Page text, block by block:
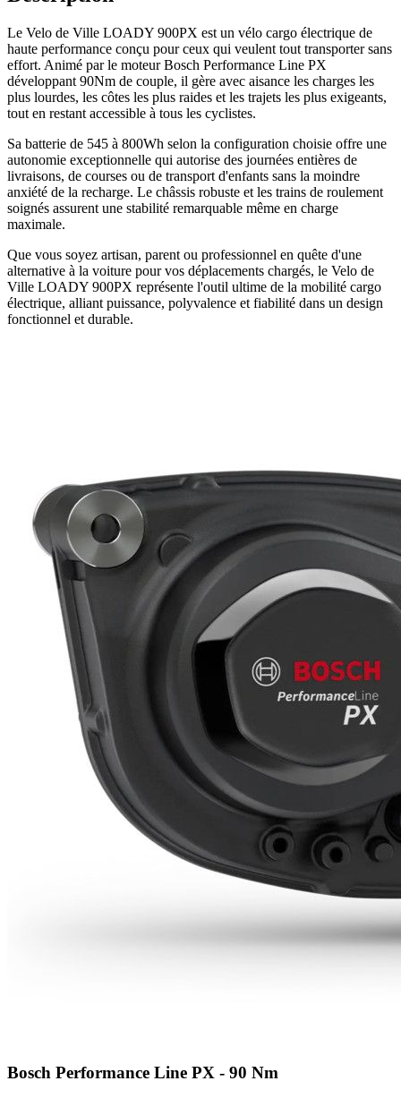
Le Velo de Ville LOADY 900PX est un vélo cargo électrique de
haute performance conçu pour ceux qui veulent tout transporter sans
effort. Animé par le moteur Bosch Performance Line PX
développant 90Nm de couple, il gère avec aisance les charges les
plus lourdes, les côtes les plus raides et les trajets les plus exigeants,
tout en restant accessible à tous les cyclistes.
Sa batterie de 545 à 800Wh selon la configuration choisie offre une
autonomie exceptionnelle qui autorise des journées entières de
livraisons, de courses ou de transport d'enfants sans la moindre
anxiété de la recharge. Le châssis robuste et les trains de roulement
soignés assurent une stabilité remarquable même en charge
maximale.
Que vous soyez artisan, parent ou professionnel en quête d'une
alternative à la voiture pour vos déplacements chargés, le Velo de
Ville LOADY 900PX représente l'outil ultime de la mobilité cargo
électrique, alliant puissance, polyvalence et fiabilité dans un design
fonctionnel et durable.
Bosch Performance Line PX - 90 Nm